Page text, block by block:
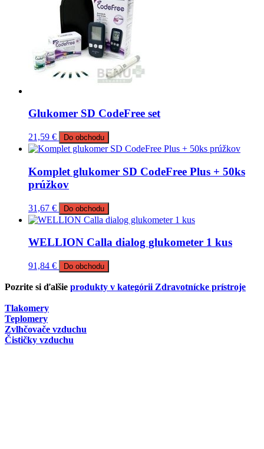
Glukomer SD CodeFree set
21,59 € Do obchodu
Komplet glukomer SD CodeFree Plus + 50ks
prúžkov
31,67 € Do obchodu
WELLION Calla dialog glukometer 1 kus
91,84 € Do obchodu
Pozrite si ďalšie produkty v kategórii Zdravotnícke prístroje
Tlakomery
Teplomery
Zvlhčovače vzduchu
Čističky vzduchu